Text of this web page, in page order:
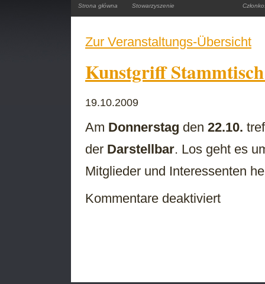
Strona główna
Stowarzyszenie
Zur Veranstaltungs-Übersicht
Kunstgriff
19.10.2009
Am Donnerstag den 22.10.
der Darstellbar. Los geht es
Mitglieder und Interessenten
Kommentare deaktiviertKunstgriff